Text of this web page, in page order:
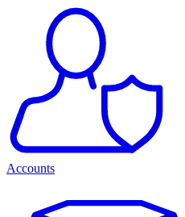
Accounts